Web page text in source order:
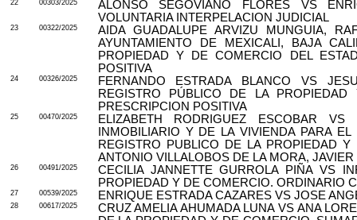
22 00303/2025
ALONSO SEGOVIANO FLORES VS
VOLUNTARIA INTERPELACION JUDICIAL
23 00322/2025
AIDA GUADALUPE ARVIZU MUNGUIA,
AYUNTAMIENTO DE MEXICALI, BAJA
PROPIEDAD Y DE COMERCIO DEL
POSITIVA
24 00326/2025
FERNANDO ESTRADA BLANCO VS
REGISTRO PÚBLICO DE LA
PRESCRIPCION POSITIVA
25 00470/2025
ELIZABETH RODRIGUEZ ESCOBAR VS
INMOBILIARIO Y DE LA VIVIENDA PARA
REGISTRO PUBLICO DE LA PROPIEDAD
ANTONIO VILLALOBOS DE LA MORA,
26 00491/2025
CECILIA JANNETTE GURROLA PIÑA VS
PROPIEDAD Y DE COMERCIO. ORDINARIO
27 00539/2025 ENRIQUE ESTRADA CAZARES VS JOSE
28 00617/2025
CRUZ AMELIA AHUMADA LUNA VS ANA